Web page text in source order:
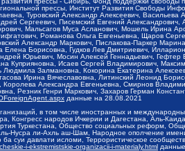
прессы, Институт Развития Свободы
Туровский Александр Алексеевич,
Сергеевич, Писемский Евгений
Мальсагов Муса Асланович, Мошель Ирина
Романова Ольга Евгеньевна, Щаров
Александр Маркович, Пислакова-Паркер
Елена Борисовна, Гудков Лев Дмитриевич,
Юрьевич, Мосин Алексей Геннадьевич,
Куприяновна, Исаев Сергей Владимирович,
Залмановна, Кокорина Екатерина
Ирина Вячеславовна, Литинский Леонид
Королева Александра Евгеньевна, Смирнов
Резник Генри Маркович, Захаров Герман
данные на 28.08.2021
в том числе иностранных и
Конгресс народов Ичкерии и Дагестана, Аль-
Туркестана, Общество социальных реформ,
Нусра ли-Ахль аш-Шам, Народное ополчение
ба суи давлати исломи, Террористическое
i-ekstremistskie-organizacii-i-materialy.html